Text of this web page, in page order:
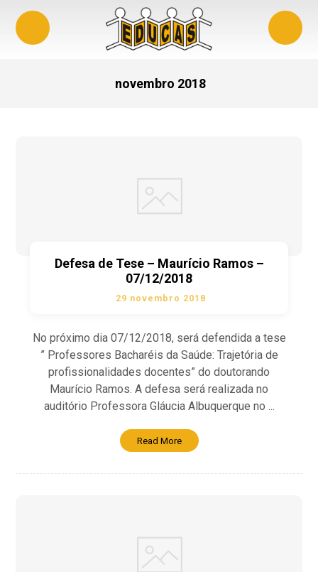
novembro 2018
Defesa de Tese – Maurício Ramos –
07/12/2018
29 novembro 2018
No próximo dia 07/12/2018, será defendida a tese
” Professores Bacharéis da Saúde: Trajetória de
profissionalidades docentes” do doutorando
Maurício Ramos. A defesa será realizada no
auditório Professora Gláucia Albuquerque no ...
Read More